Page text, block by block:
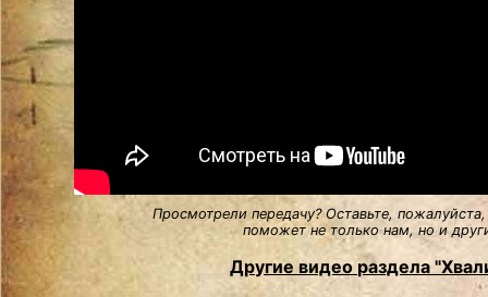
Просмотрели передачу? Оставьте,
поможет не только нам, но и
Другие видео раздела